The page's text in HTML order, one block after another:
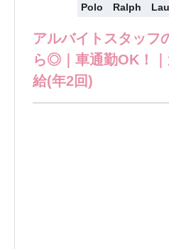
Polo Ralph
アルバイトスタッフ
ら◎｜車通勤OK！
給(年2回)